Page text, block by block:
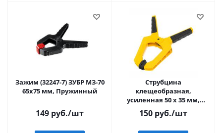
Зажим (32247-7) ЗУБР МЗ-70
65х75 мм, Пружинный
149 руб./шт
Струбцина
клещеобразная,
усиленная 50 х 35 мм,
двухкомпонентные
рукоятки// Denzel
150 руб./шт